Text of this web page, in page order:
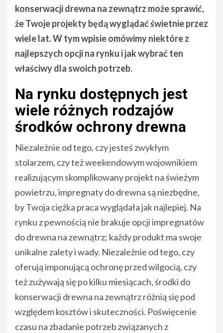
konserwacji drewna na zewnątrz może sprawić,
że Twoje projekty będą wyglądać świetnie przez
wiele lat. W tym wpisie omówimy niektóre z
najlepszych opcji na rynku i jak wybrać ten
właściwy dla swoich potrzeb.
Na rynku dostępnych jest
wiele różnych rodzajów
środków ochrony drewna
Niezależnie od tego, czy jesteś zwykłym
stolarzem, czy też weekendowym wojownikiem
realizującym skomplikowany projekt na świeżym
powietrzu, impregnaty do drewna są niezbędne,
by Twoja ciężka praca wyglądała jak najlepiej. Na
rynku z pewnością nie brakuje opcji impregnatów
do drewna na zewnątrz; każdy produkt ma swoje
unikalne zalety i wady. Niezależnie od tego, czy
oferują imponującą ochronę przed wilgocią, czy
też zużywają się po kilku miesiącach, środki do
konserwacji drewna na zewnątrz różnią się pod
względem kosztów i skuteczności. Poświęcenie
czasu na zbadanie potrzeb związanych z